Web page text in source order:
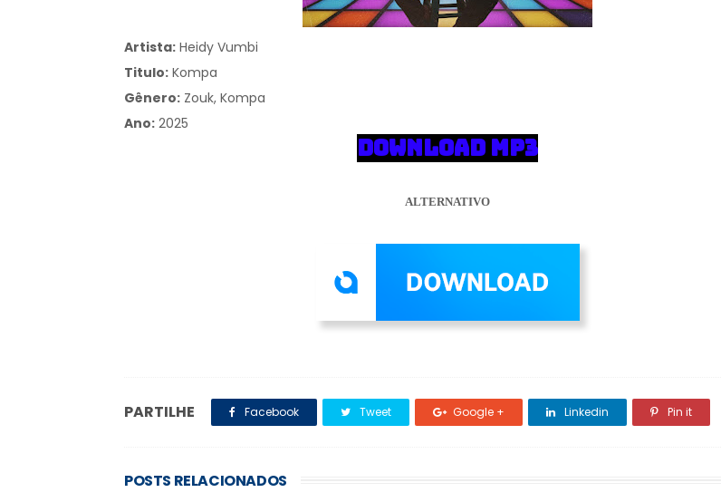
Artista: Heidy Vumbi
Titulo: Kompa
Gênero: Zouk, Kompa
Ano: 2025
DOWNLOAD MP3
ALTERNATIVO
PARTILHE Facebook Tweet Google + Linkedin Pin it
POSTS RELACIONADOS